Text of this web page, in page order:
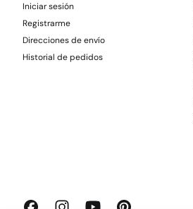
Iniciar sesión
Registrarme
Direcciones de envío
Historial de pedidos